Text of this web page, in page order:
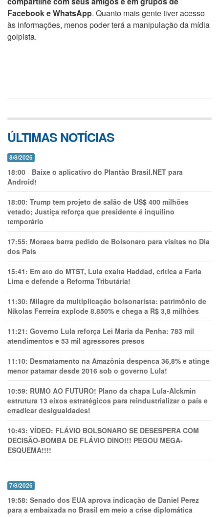
Facebook e WhatsApp. Quanto mais gente tiver acesso
às informações, menos poder terá a manipulação da mídia
golpista.
ÚLTIMAS NOTÍCIAS
8/8/2026
18:00 - Baixe o aplicativo do Plantão Brasil.NET para
Android!
18:00: Trump tem projeto de salão de US$ 400 milhões
vetado; Justiça reforça que presidente é inquilino
temporário
17:55: Moraes barra pedido de Bolsonaro para visitas no Dia
dos Pais
15:41: Em ato do MTST, Lula exalta Haddad, critica a Faria
Lima e defende a Reforma Tributária!
11:30: Milagre da multiplicação bolsonarista: patrimônio de
Nikolas Ferreira explode 8.850% e chega a R$ 3,8 milhões
11:21: Governo Lula reforça Lei Maria da Penha: 783 mil
atendimentos e 53 mil agressores presos
11:10: Desmatamento na Amazônia despenca 36,8% e atinge
menor patamar desde 2016 sob o governo Lula!
10:59: RUMO AO FUTURO! Plano da chapa Lula-Alckmin
estrutura 13 eixos estratégicos para reindustrializar o país e
erradicar desigualdades!
10:43: VÍDEO: FLÁVIO BOLSONARO SE DESESPERA COM
DECISÃO-BOMBA DE FLÁVIO DINO!!! PEGOU MEGA-
ESQUEMA!!!!
7/8/2026
19:58: Senado dos EUA aprova indicação de Daniel Perez
para a embaixada no Brasil em meio a crise diplomática